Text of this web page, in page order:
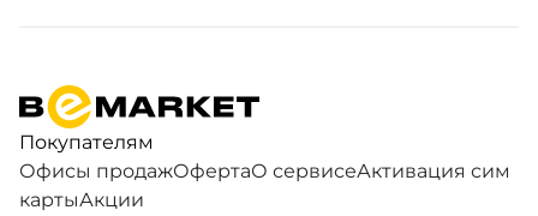
Покупателям
Офисы продажОфертаО сервисеАктивация сим
картыАкции